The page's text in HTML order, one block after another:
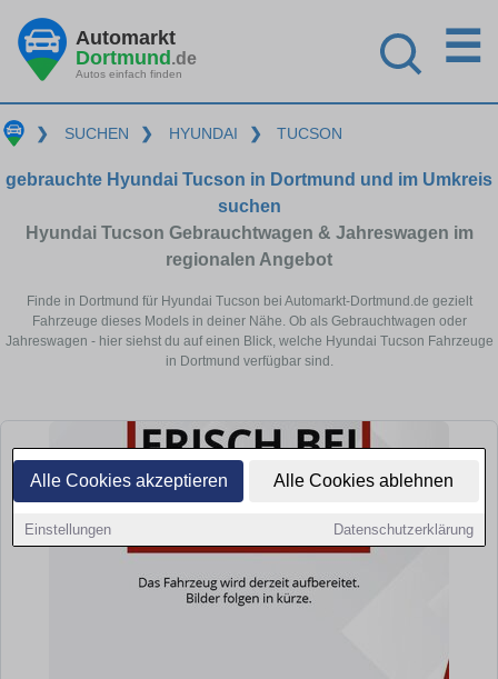
Alle Cookies akzeptieren Alle Cookies ablehnen
Einstellungen Datenschutzerklärung
Automarkt
Dortmund.de
Autos einfach finden
☰
❯ SUCHEN ❯ HYUNDAI ❯ TUCSON
gebrauchte Hyundai Tucson in Dortmund und im Umkreis
suchen
Hyundai Tucson Gebrauchtwagen & Jahreswagen im
regionalen Angebot
Finde in Dortmund für Hyundai Tucson bei Automarkt-Dortmund.de gezielt
Fahrzeuge dieses Models in deiner Nähe. Ob als Gebrauchtwagen oder
Jahreswagen - hier siehst du auf einen Blick, welche Hyundai Tucson Fahrzeuge
in Dortmund verfügbar sind.